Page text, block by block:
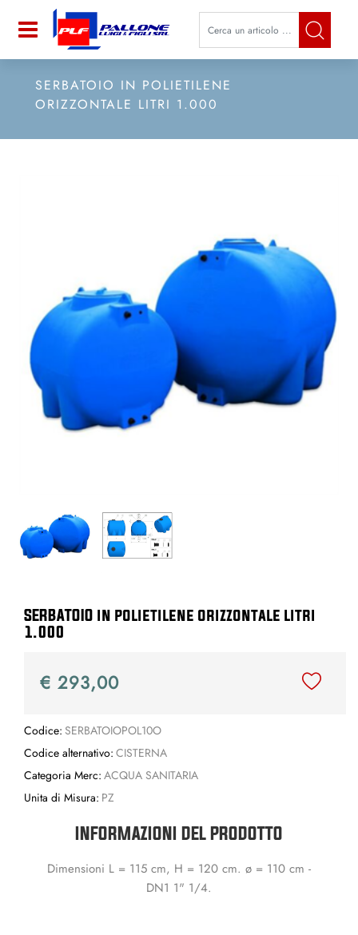
Open La modifica di un filtro
SERBATOIO IN POLIETILENE
ORIZZONTALE LITRI 1.000
SERBATOIO in polietilene orizzontale litri
1.000
€ 293,00
Codice: SERBATOIOPOL10O
Codice alternativo: CISTERNA
Categoria Merc: ACQUA SANITARIA
Unita di Misura: PZ
INFORMAZIONI DEL PRODOTTO
Dimensioni L = 115 cm, H = 120 cm. ø = 110 cm -
DN1 1" 1/4.